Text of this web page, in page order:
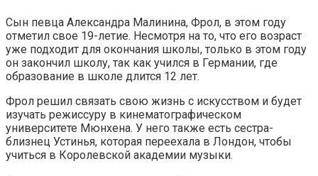
Сын певца Александра Малинина, Фрол, в этом году
отметил свое 19-летие. Несмотря на то, что его возраст
уже подходит для окончания школы, только в этом году
он закончил школу, так как учился в Германии, где
образование в школе длится 12 лет.
Фрол решил связать свою жизнь с искусством и будет
изучать режиссуру в кинематографическом
университете Мюнхена. У него также есть сестра-
близнец Устинья, которая переехала в Лондон, чтобы
учиться в Королевской академии музыки.